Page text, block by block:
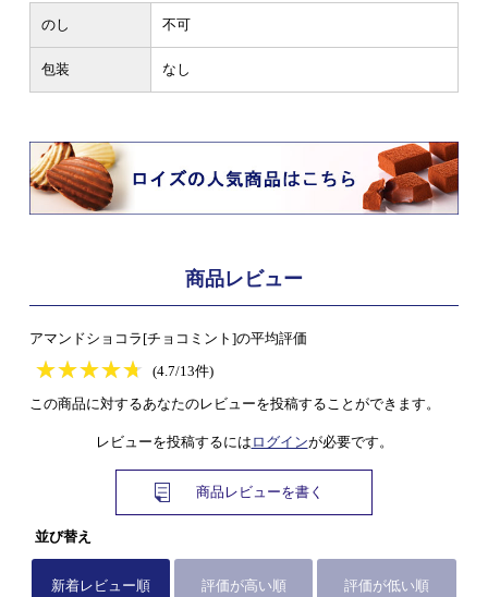
のし 不可
包装 なし
商品レビュー
アマンドショコラ[チョコミント]の平均評価
★★★★★
★★★★★
(4.7/13件)
この商品に対するあなたのレビューを投稿することができます。
レビューを投稿するには ログインが必要です。
商品レビューを書く
並び替え
新着レビュー順 評価が高い順 評価が低い順